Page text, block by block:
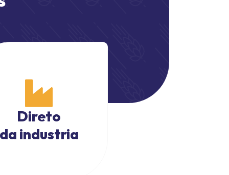
Direto
industria